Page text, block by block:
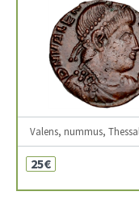
Valens, nummus,
25€